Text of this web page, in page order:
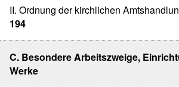
II. Ordnung der kirchlichen
194
C. Besondere Arbeitszweige,
Werke